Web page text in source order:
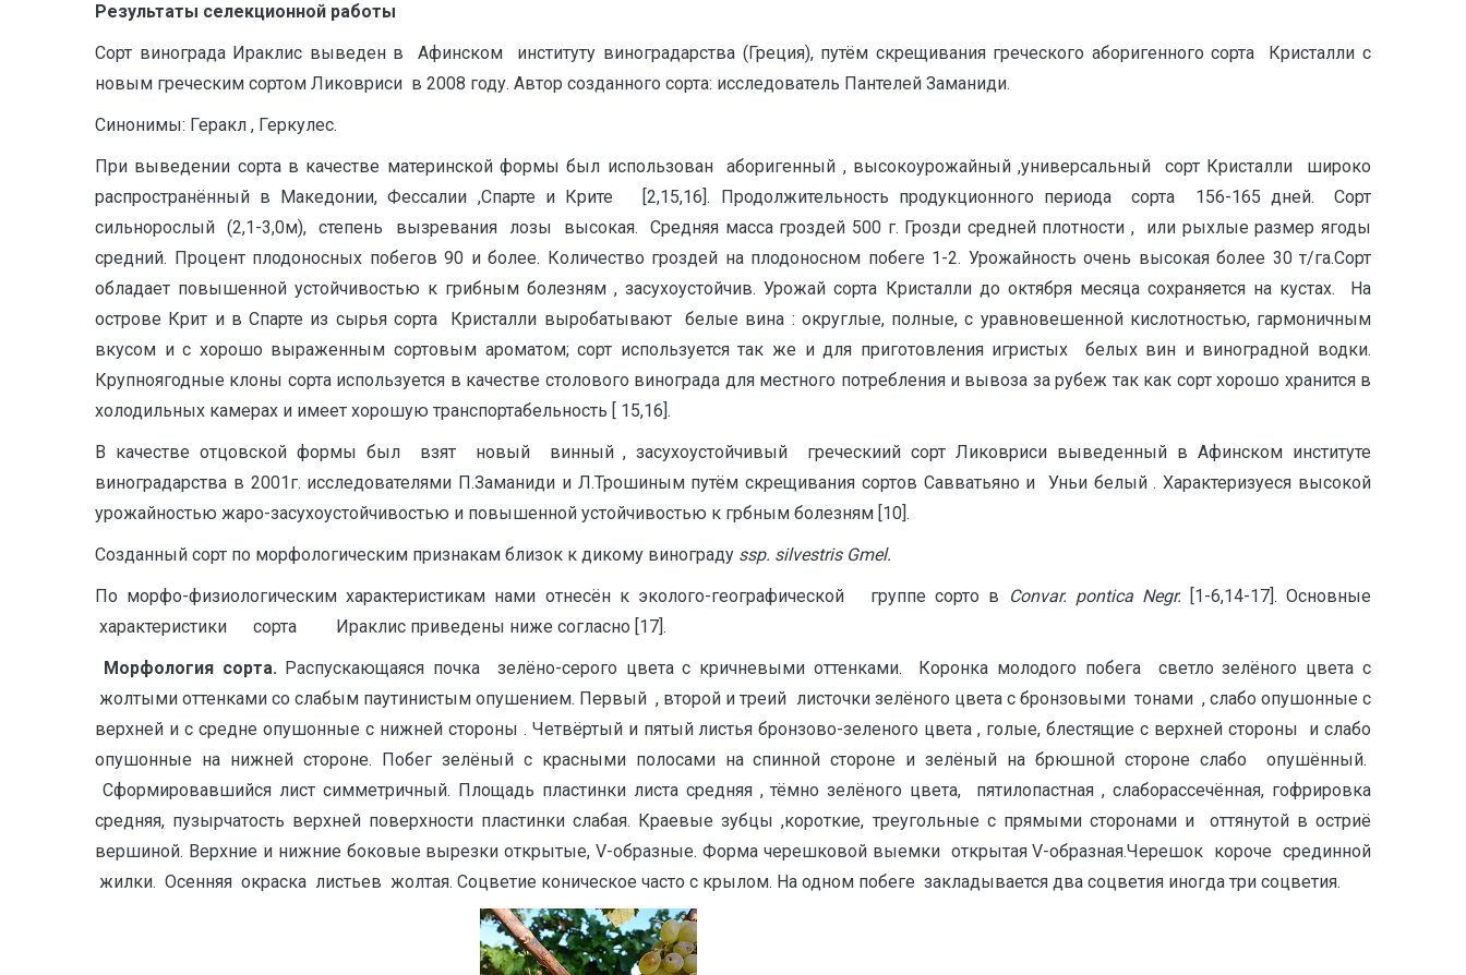
Результаты селекционной работы
Сорт винограда Ираклис выведен в Афинском институту виноградарства (Греция), путём скрещивания греческого аборигенного сорта Кристалли с
новым греческим сортом Ликовриси в 2008 году. Автор созданного сорта: исследователь Пантелей Заманиди.
Синонимы: Геракл , Геркулес.
При выведении сорта в качестве материнской формы был использован аборигенный , высокоурожайный ,универсальный сорт Кристалли широко
распространённый в Македонии, Фессалии ,Спарте и Крите [2,15,16]. Продолжительность продукционного периода сорта 156-165 дней. Сорт
сильнорослый (2,1-3,0м), степень вызревания лозы высокая. Средняя масса гроздей 500 г. Грозди средней плотности , или рыхлые размер ягоды
средний. Процент плодоносных побегов 90 и более. Количество гроздей на плодоносном побеге 1-2. Урожайность очень высокая более 30 т/га.Сорт
обладает повышенной устойчивостью к грибным болезням , засухоустойчив. Урожай сорта Кристалли до октября месяца сохраняется на кустах. На
острове Крит и в Спарте из сырья сорта Кристалли выробатывают белые вина : округлые, полные, с уравновешенной кислотностью, гармоничным
вкусом и с хорошо выраженным сортовым ароматом; сорт используется так же и для приготовления игристых белых вин и виноградной водки.
Крупноягодные клоны сорта используется в качестве столового винограда для местного потребления и вывоза за рубеж так как сорт хорошо хранится в
холодильных камерах и имеет хорошую транспортабельность [ 15,16].
В качестве отцовской формы был взят новый винный , засухоустойчивый греческиий сорт Ликовриси выведенный в Афинском институте
виноградарства в 2001г. исследователями П.Заманиди и Л.Трошиным путём скрещивания сортов Савватьяно и Уньи белый . Характеризуеся высокой
урожайностью жаро-засухоустойчивостью и повышенной устойчивостью к грбным болезням [10].
Созданный сорт по морфологическим признакам близок к дикому винограду ssp. silvestris Gmel.
По морфо-физиологическим характеристикам нами отнесён к эколого-географической группе сорто в
Сonvar. pontica Negr. [1-6,14-17]. Основные
характеристики сорта Ираклис приведены ниже согласно [17].
Морфология сорта. Распускающаяся почка зелёно-cерого цвета с кричневыми оттенками. Коронка молодого побега светло зелёного цвета с
жолтыми оттенками со слабым паутинистым опушением. Первый , второй и треий листочки зелёного цвета с бронзовыми тонами , слабо опушонные с
верхней и с средне опушонные с нижней стороны . Четвёртый и пятый листья бронзово-зеленого цвета , голые, блестящие с верхней стороны и слабо
опушонные на нижней стороне. Побег зелёный с красными полосами на спинной стороне и зелёный на брюшной стороне слабо опушённый.
Сформировавшийся лист симметричный. Площадь пластинки листа средняя , тёмно зелёного цвета, пятилопастная , слаборассечённая, гофрировка
средняя, пузырчатость верхней поверхности пластинки слабая. Краевые зубцы ,короткие, треугольные с прямыми сторонами и оттянутой в остриё
вершиной. Верхние и нижние боковые вырезки открытые, V-образные. Форма черешковой выемки открытая V-образная.Черешок короче срединной
жилки. Осенняя окраска листьев жолтая. Соцветие коническое часто с крылом. На одном побеге закладывается два соцветия иногда три соцветия.